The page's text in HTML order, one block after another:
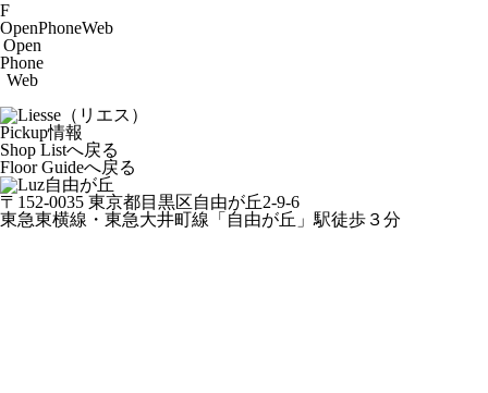
F
OpenPhoneWeb
Open
Phone
Web
Pickup情報
Shop Listへ戻る
Floor Guideへ戻る
〒152-0035 東京都目黒区自由が丘2-9-6
東急東横線・東急大井町線「自由が丘」駅徒歩３分